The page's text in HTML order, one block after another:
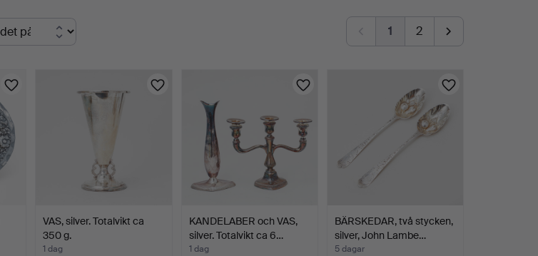
1 2
VAS, silver. Totalvikt ca
350 g.
1 dag
KANDELABER och VAS,
silver. Totalvikt ca 6…
1 dag
BÄRSKEDAR, två stycken,
silver, John Lambe…
5 dagar